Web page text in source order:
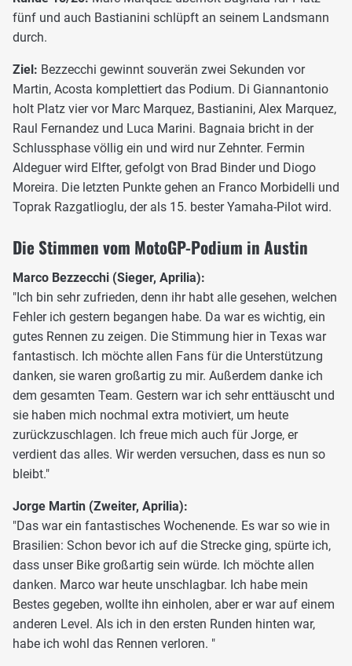
fünf und auch Bastianini schlüpft an seinem Landsmann
durch.
Ziel: Bezzecchi gewinnt souverän zwei Sekunden vor
Martin, Acosta komplettiert das Podium. Di Giannantonio
holt Platz vier vor Marc Marquez, Bastianini, Alex Marquez,
Raul Fernandez und Luca Marini. Bagnaia bricht in der
Schlussphase völlig ein und wird nur Zehnter. Fermin
Aldeguer wird Elfter, gefolgt von Brad Binder und Diogo
Moreira. Die letzten Punkte gehen an Franco Morbidelli und
Toprak Razgatlioglu, der als 15. bester Yamaha-Pilot wird.
Die Stimmen vom MotoGP-Podium in Austin
Marco Bezzecchi (Sieger, Aprilia):
"Ich bin sehr zufrieden, denn ihr habt alle gesehen, welchen
Fehler ich gestern begangen habe. Da war es wichtig, ein
gutes Rennen zu zeigen. Die Stimmung hier in Texas war
fantastisch. Ich möchte allen Fans für die Unterstützung
danken, sie waren großartig zu mir. Außerdem danke ich
dem gesamten Team. Gestern war ich sehr enttäuscht und
sie haben mich nochmal extra motiviert, um heute
zurückzuschlagen. Ich freue mich auch für Jorge, er
verdient das alles. Wir werden versuchen, dass es nun so
bleibt."
Jorge Martin (Zweiter, Aprilia):
"Das war ein fantastisches Wochenende. Es war so wie in
Brasilien: Schon bevor ich auf die Strecke ging, spürte ich,
dass unser Bike großartig sein würde. Ich möchte allen
danken. Marco war heute unschlagbar. Ich habe mein
Bestes gegeben, wollte ihn einholen, aber er war auf einem
anderen Level. Als ich in den ersten Runden hinten war,
habe ich wohl das Rennen verloren. "